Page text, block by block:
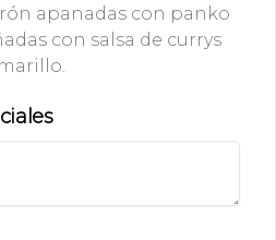
de
y
maní
apanadas con panko
con salsa de currys